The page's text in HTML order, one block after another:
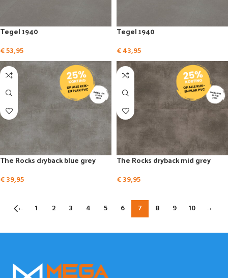
Tegel 1940
€53,95
Tegel 1940
€43,95
The Rocks dryback blue grey
€39,95
The Rocks dryback mid grey
€39,95
← 1 2 3 4 5 6 7 8 9 10 →